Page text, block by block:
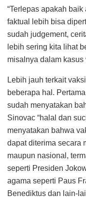
“Terlepas apakah
faktual lebih bisa
sudah judgement,
lebih sering kita lihat
misalnya dalam kasus
Lebih jauh terkait
beberapa hal.
sudah menyatakan
Sinovac “halal dan
menyatakan bahwa
dapat diterima secara
maupun nasional,
seperti Presiden
agama seperti Paus
Benediktus dan lain-